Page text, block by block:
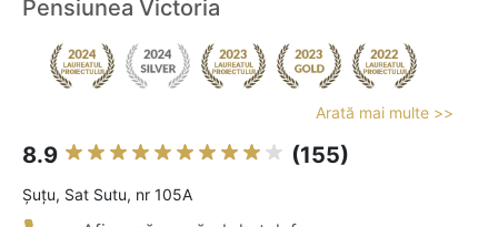
Pensiunea Victoria
Arată mai multe >>
8.9 (155)
Şuţu, Sat Sutu, nr 105A